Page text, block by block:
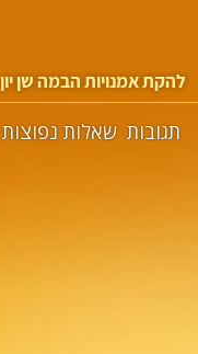
להקת אמנויות הבמה שן יון
תגובות שאלות נפוצות